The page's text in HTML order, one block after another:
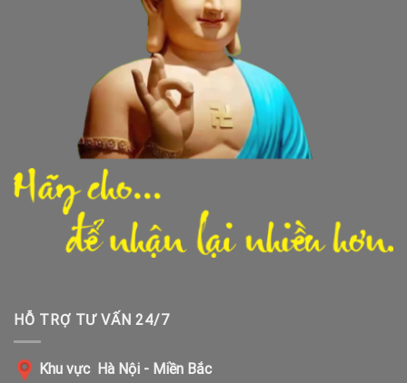
HỖ TRỢ TƯ VẤN 24/7
Khu vực Hà Nội - Miền Bắc